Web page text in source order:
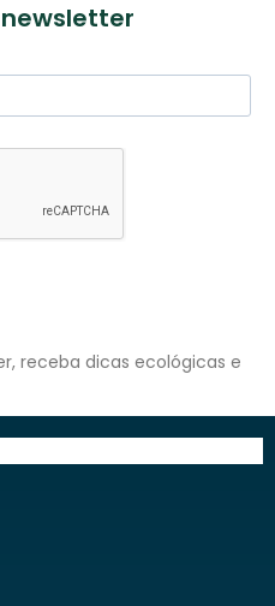
receba dicas ecológicas e